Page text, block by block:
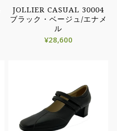
JOLLIER CASUAL 30004
ブラック・ベージュ/エナメ
ル
¥28,600